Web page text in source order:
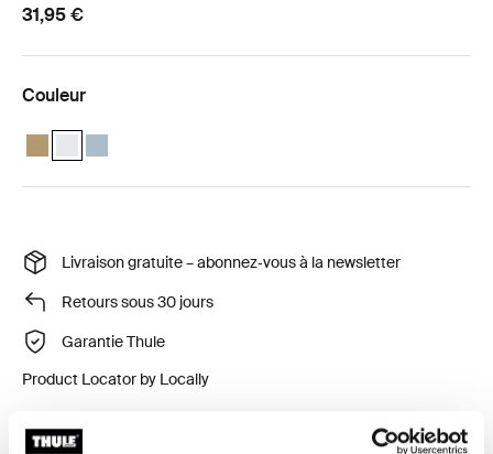
31,95 €
Couleur
Thule clean/dirty packing cube Beige doux
Thule clean/dirty packing cube Blanc (selected)
Thule clean/dirty packing cube Gris étang
Livraison gratuite – abonnez‑vous à la newsletter
Retours sous 30 jours
Garantie Thule
Product Locator by Locally